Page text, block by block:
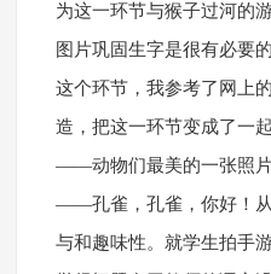
为这一环节与猴子过河的
图片巩固生字是很有必要
这个环节，我参考了网上
造，把这一环节变成了一
——动物们最美的一张照
——孔雀，孔雀，你好！
与和趣味性。就学生拍手